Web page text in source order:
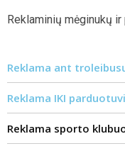
Reklaminių mėginukų
Reklama ant
Reklama IKI
Reklama sporto